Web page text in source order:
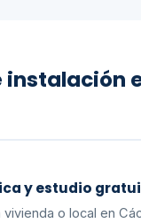
instalación
y estudio
vivienda o local en